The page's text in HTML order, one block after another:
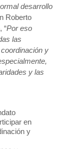
desarrollo
Roberto
“Por eso
las
y
y las
en
y